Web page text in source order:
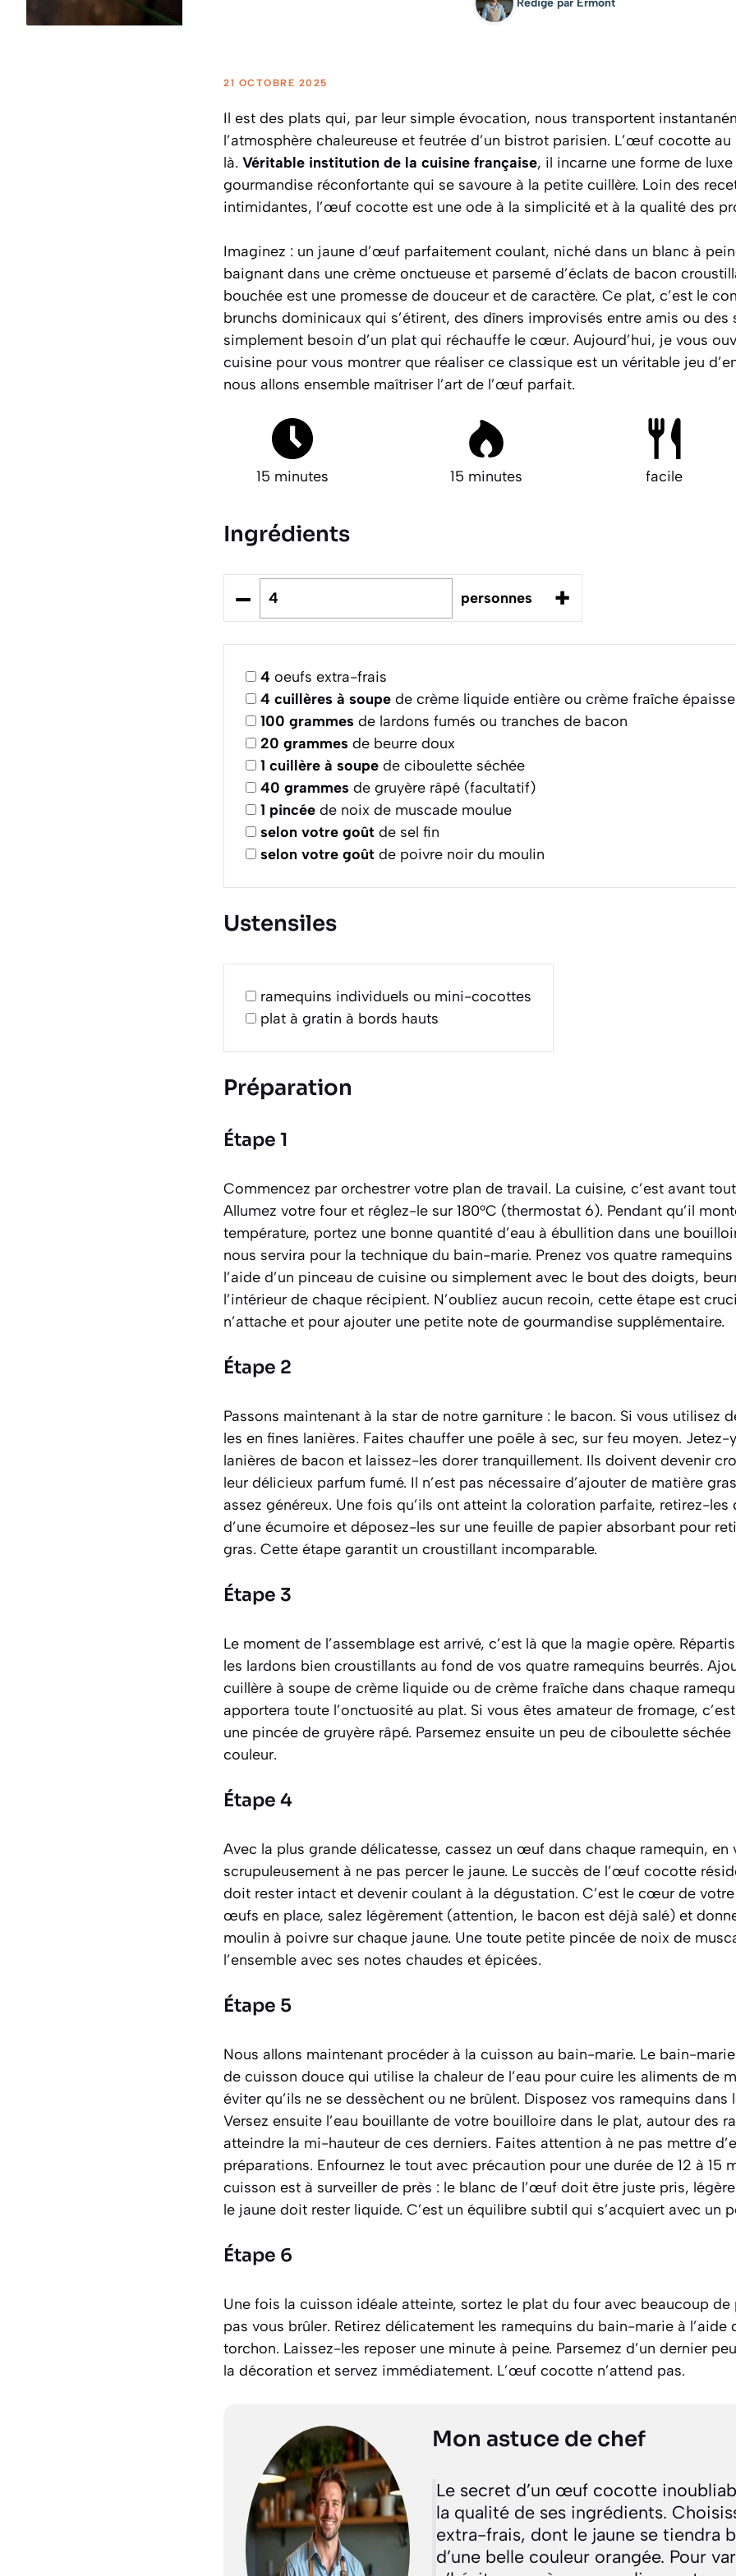
Rédigé par Ermont
21 OCTOBRE 2025
Il est des plats qui, par leur simple évocation, nous transportent
l’atmosphère chaleureuse et feutrée d’un bistrot parisien. L’œuf cocotte
là. Véritable institution de la cuisine française, il incarne une forme de
gourmandise réconfortante qui se savoure à la petite cuillère. Loin des
intimidantes, l’œuf cocotte est une ode à la simplicité et à la qualité des
Imaginez : un jaune d’œuf parfaitement coulant, niché dans un blanc à
baignant dans une crème onctueuse et parsemé d’éclats de bacon
bouchée est une promesse de douceur et de caractère. Ce plat, c’est le
brunchs dominicaux qui s’étirent, des dîners improvisés entre amis ou des
simplement besoin d’un plat qui réchauffe le cœur. Aujourd’hui, je vous
cuisine pour vous montrer que réaliser ce classique est un véritable jeu
nous allons ensemble maîtriser l’art de l’œuf parfait.
15 minutes 15 minutes facile
Ingrédients
– personnes +
4 oeufs extra-frais
4 cuillères à soupe de crème liquide entière ou crème fraîche épaisse
100 grammes de lardons fumés ou tranches de bacon
20 grammes de beurre doux
1 cuillère à soupe de ciboulette séchée
40 grammes de gruyère râpé (facultatif)
1 pincée de noix de muscade moulue
selon votre goût de sel fin
selon votre goût de poivre noir du moulin
Ustensiles
ramequins individuels ou mini-cocottes
plat à gratin à bords hauts
Préparation
Étape 1
Commencez par orchestrer votre plan de travail. La cuisine, c’est avant
Allumez votre four et réglez-le sur 180°C (thermostat 6). Pendant qu’il
température, portez une bonne quantité d’eau à ébullition dans une
nous servira pour la technique du bain-marie. Prenez vos quatre
l’aide d’un pinceau de cuisine ou simplement avec le bout des doigts,
l’intérieur de chaque récipient. N’oubliez aucun recoin, cette étape est
n’attache et pour ajouter une petite note de gourmandise supplémentaire.
Étape 2
Passons maintenant à la star de notre garniture : le bacon. Si vous utilisez
les en fines lanières. Faites chauffer une poêle à sec, sur feu moyen.
lanières de bacon et laissez-les dorer tranquillement. Ils doivent devenir
leur délicieux parfum fumé. Il n’est pas nécessaire d’ajouter de matière
assez généreux. Une fois qu’ils ont atteint la coloration parfaite, retirez-les
d’une écumoire et déposez-les sur une feuille de papier absorbant pour
gras. Cette étape garantit un croustillant incomparable.
Étape 3
Le moment de l’assemblage est arrivé, c’est là que la magie opère.
les lardons bien croustillants au fond de vos quatre ramequins beurrés.
cuillère à soupe de crème liquide ou de crème fraîche dans chaque
apportera toute l’onctuosité au plat. Si vous êtes amateur de fromage,
une pincée de gruyère râpé. Parsemez ensuite un peu de ciboulette
couleur.
Étape 4
Avec la plus grande délicatesse, cassez un œuf dans chaque ramequin, en
scrupuleusement à ne pas percer le jaune. Le succès de l’œuf cocotte
doit rester intact et devenir coulant à la dégustation. C’est le cœur de
œufs en place, salez légèrement (attention, le bacon est déjà salé) et
moulin à poivre sur chaque jaune. Une toute petite pincée de noix de
l’ensemble avec ses notes chaudes et épicées.
Étape 5
Nous allons maintenant procéder à la cuisson au bain-marie. Le bain-
de cuisson douce qui utilise la chaleur de l’eau pour cuire les aliments de
éviter qu’ils ne se dessèchent ou ne brûlent. Disposez vos ramequins dans
Versez ensuite l’eau bouillante de votre bouilloire dans le plat, autour des
atteindre la mi-hauteur de ces derniers. Faites attention à ne pas mettre
préparations. Enfournez le tout avec précaution pour une durée de 12 à 15
cuisson est à surveiller de près : le blanc de l’œuf doit être juste pris,
le jaune doit rester liquide. C’est un équilibre subtil qui s’acquiert avec un
Étape 6
Une fois la cuisson idéale atteinte, sortez le plat du four avec beaucoup
pas vous brûler. Retirez délicatement les ramequins du bain-marie à l’aide
torchon. Laissez-les reposer une minute à peine. Parsemez d’un dernier
la décoration et servez immédiatement. L’œuf cocotte n’attend pas.
Mon astuce de chef
Le secret d’un œuf cocotte
la qualité de ses ingrédients.
extra-frais, dont le jaune se tiendra
d’une belle couleur orangée. Pour